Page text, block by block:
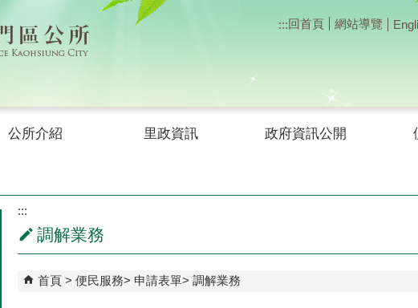
:::回首頁 網站導覽
公所介紹 里政資訊 政府資訊公開
:::
調解業務
首頁 便民服務 申請表單 調解業務